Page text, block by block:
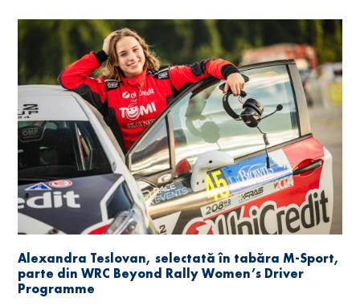
Alexandra Teslovan, selectată în tabăra M-Sport,
parte din WRC Beyond Rally Women’s Driver
Programme